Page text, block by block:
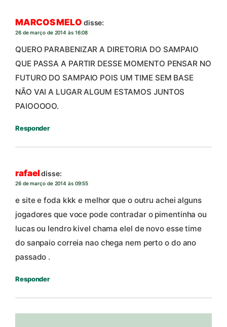
MARCOS MELO disse:
26 de março de 2014 às 16:08
QUERO PARABENIZAR A DIRETORIA DO SAMPAIO
QUE PASSA A PARTIR DESSE MOMENTO PENSAR NO
FUTURO DO SAMPAIO POIS UM TIME SEM BASE
NÃO VAI A LUGAR ALGUM ESTAMOS JUNTOS
PAIOOOOO.
Responder
rafaeldisse:
26 de março de 2014 às 09:55
e site e foda kkk e melhor que o outru achei alguns
jogadores que voce pode contradar o pimentinha ou
lucas ou lendro kivel chama elel de novo esse time
do sanpaio correia nao chega nem perto o do ano
passado .
Responder